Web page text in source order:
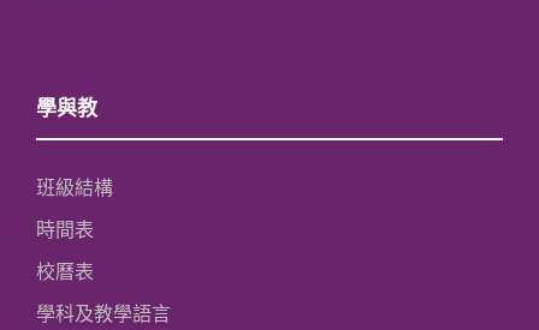
學與教
班級結構
時間表
校曆表
學科及教學語言